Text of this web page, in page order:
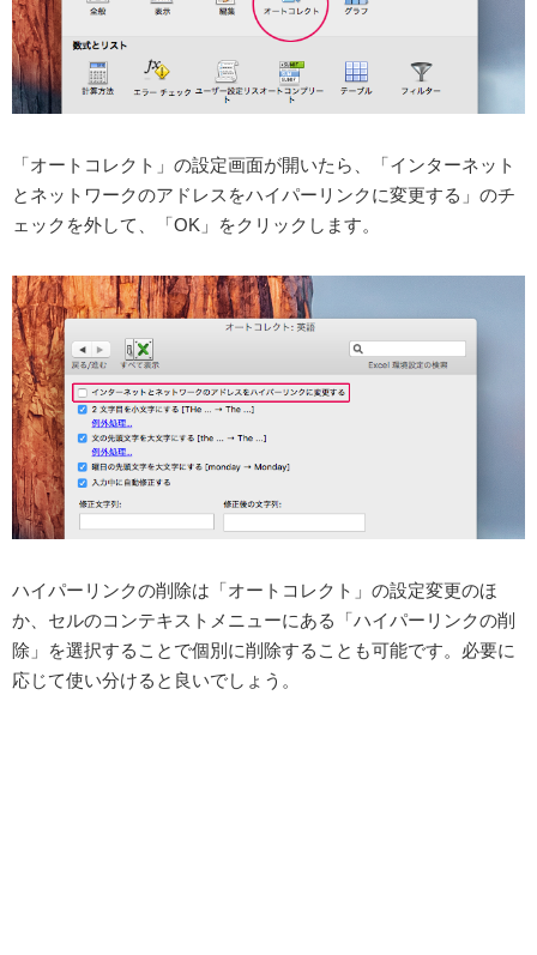
「オートコレクト」の設定画面が開いたら、「インターネット
とネットワークのアドレスをハイパーリンクに変更する」のチ
ェックを外して、「OK」をクリックします。
ハイパーリンクの削除は「オートコレクト」の設定変更のほ
か、セルのコンテキストメニューにある「ハイパーリンクの削
除」を選択することで個別に削除することも可能です。必要に
応じて使い分けると良いでしょう。